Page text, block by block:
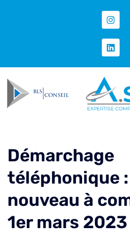
Démarchage
téléphonique
nouveau à
1er mars 2023